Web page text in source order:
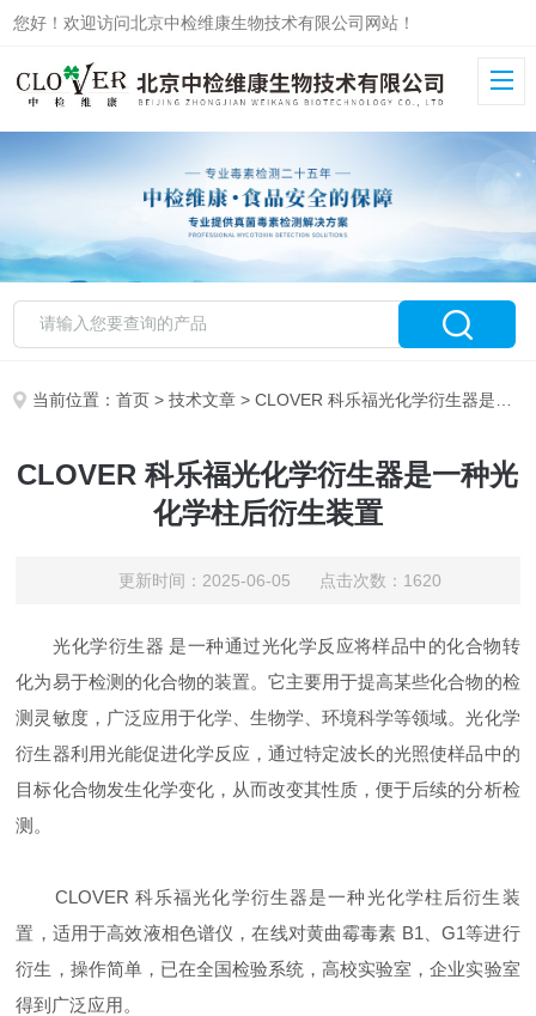
您好！欢迎访问北京中检维康生物技术有限公司网站！
当前位置：首页 >技术文章 > CLOVER 科乐福光化学衍生器是一种光化学柱后衍生装置
CLOVER 科乐福光化学衍生器是一种光
化学柱后衍生装置
更新时间：2025-06-05 点击次数：1620
光化学衍生器 是一种通过光化学反应将样品中的化合物转
化为易于检测的化合物的装置‌。它主要用于提高某些化合物的检
测灵敏度，广泛应用于化学、生物学、环境科学等领域‌。光化学
衍生器利用光能促进化学反应，通过特定波长的光照使样品中的
目标化合物发生化学变化，从而改变其性质，便于后续的分析检
测。
CLOVER 科乐福光化学衍生器是一种光化学柱后衍生装
置，适用于高效液相色谱仪，在线对黄曲霉毒素 B1、G1等进行
衍生，操作简单，已在全国检验系统，高校实验室，企业实验室
得到广泛应用。